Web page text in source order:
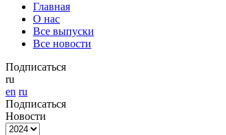
Главная
О нас
Все выпуски
Все новости
Подписаться
ru
en ru
Подписаться
Новости